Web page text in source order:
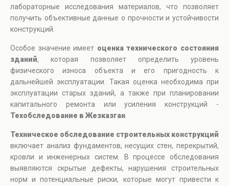
лабораторные исследования материалов, что позволяет
получить объективные данные о прочности и устойчивости
конструкций.
Особое значение имеет оценка технического состояния
зданий, которая позволяет определить уровень
физического износа объекта и его пригодность к
дальнейшей эксплуатации. Такая оценка необходима при
эксплуатации старых зданий, а также при планировании
капитального ремонта или усиления конструкций -
Техобследование в Жезказган
Техническое обследование строительных конструкций
включает анализ фундаментов, несущих стен, перекрытий,
кровли и инженерных систем. В процессе обследования
выявляются скрытые дефекты, нарушения строительных
норм и потенциальные риски, которые могут привести к